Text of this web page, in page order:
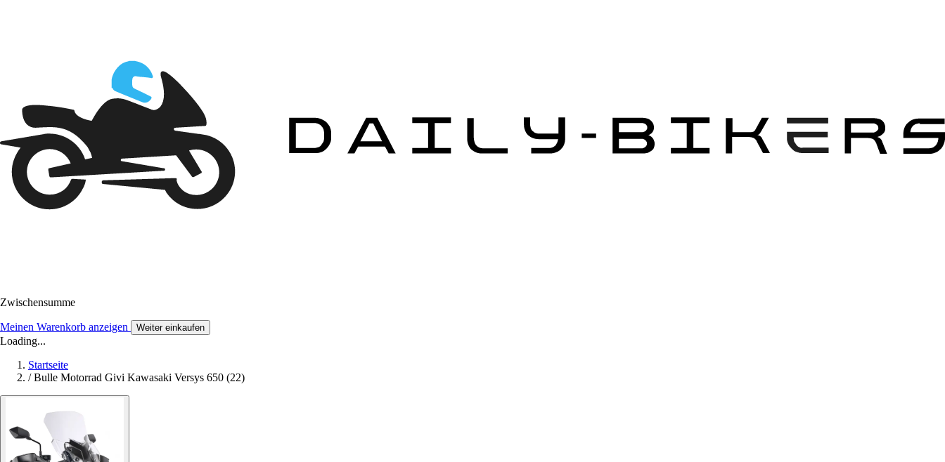
Zwischensumme
Meinen Warenkorb anzeigen Weiter einkaufen
Loading...
Startseite
/ Bulle Motorrad Givi Kawasaki Versys 650 (22)